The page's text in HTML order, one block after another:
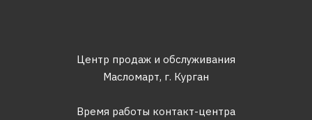
Центр продаж и обслуживания
Масломарт, г. Курган
Время работы контакт-центра